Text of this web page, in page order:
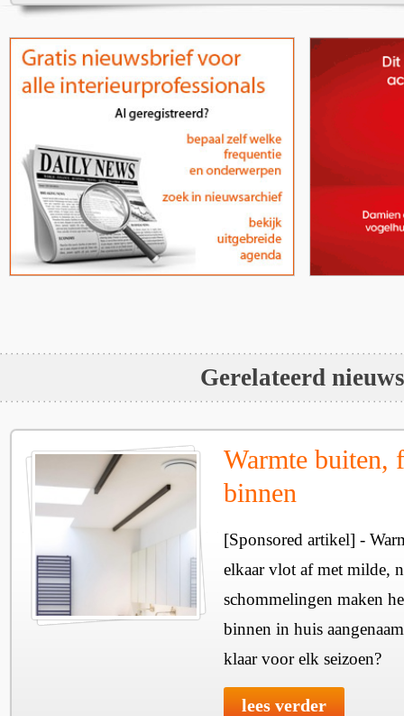
Gerelateerd nieuws
Warmte buiten,
binnen
[Sponsored artikel] -
elkaar vlot af met milde,
schommelingen maken
binnen in huis
klaar voor elk seizoen?
lees verder